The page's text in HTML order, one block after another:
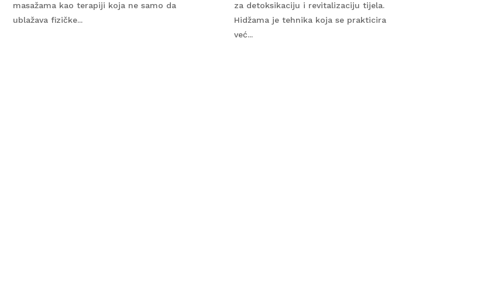
masažama kao terapiji koja ne samo da
ublažava fizičke...
za detoksikaciju i revitalizaciju tijela.
Hidžama je tehnika koja se prakticira
već...